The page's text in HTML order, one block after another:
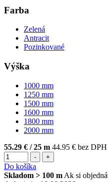
Farba
Zelená
Antracit
Pozinkované
Výška
1000 mm
1250 mm
1500 mm
1600 mm
1800 mm
2000 mm
55.29 € / 25 m 44.95 € bez DPH
- +
Do košíka
Skladom > 100 m Ak si